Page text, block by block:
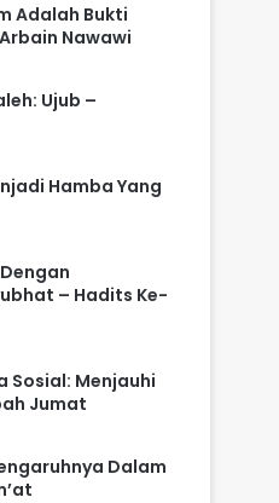
Adalah Bukti
Nawawi
Ujub –
Hamba Yang
– Hadits Ke-
Sosial: Menjauhi
Jumat
Dalam